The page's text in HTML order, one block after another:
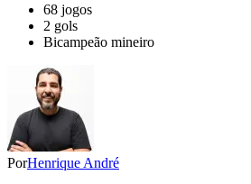
68 jogos
2 gols
Bicampeão mineiro
PorHenrique André